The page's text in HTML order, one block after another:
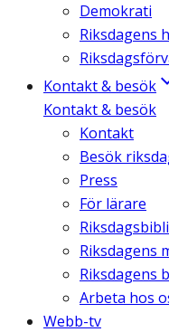
Demokrati
Riksdagens
Kontakt & besök
Kontakt & besök
Kontakt
Besök
Press
För lärare
Riksdagens
Riksdagens
Arbeta hos
Webb-tv